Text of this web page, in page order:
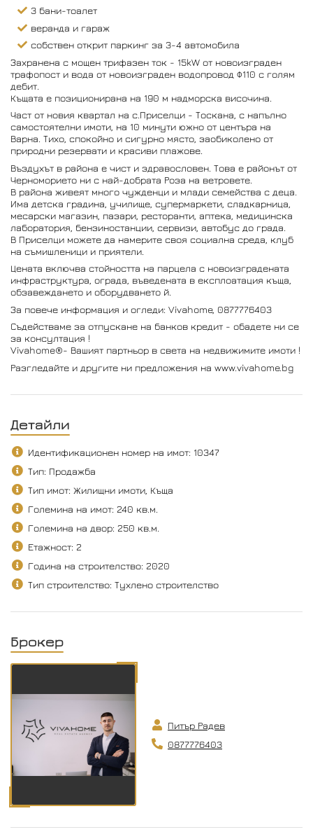
3 бани-тоалет
веранда и гараж
собствен открит паркинг за 3-4 автомобила
Захранена с мощен трифазен ток - 15kW от новоизграден
трафопост и вода от новоизграден водопровод Ф110 с голям
дебит.
Къщата е позиционирана на 190 м надморска височина.
Част от новия квартал на с.Приселци - Тоскана, с напълно
самостоятелни имоти, на 10 минути южно от центъра на
Варна. Тихо, спокойно и сигурно място, заобиколено от
природни резервати и красиви плажове.
Въздухът в района е чист и здравословен. Това е районът от
Черноморието ни с най-добрата Роза на ветровете.
В района живеят много чужденци и млади семейства с деца.
Има детска градина, училище, супермаркети, сладкарница,
месарски магазин, пазари, ресторанти, аптека, медицинска
лаборатория, бензиностанции, сервизи, автобус до града.
В Приселци можете да намерите своя социална среда, клуб
на съмишленици и приятели.
Цената включва стойността на парцела с новоизградената
инфраструктура, ограда, въведената в експлоатация къща,
обзавеждането и оборудването й.
За повече информация и огледи: Vivahome, 0877776403
Съдействаме за отпускане на банков кредит - обадете ни се
за консултация !
Vivahome®- Вашият партньор в света на недвижимите имоти !
Разгледайте и другите ни предложения на www.vivahome.bg
Детайли
Идентификационен номер на имот: 10347
Тип: Продажба
Тип имот: Жилищни имоти, Къща
Големина на имот: 240 кв.м.
Големина на двор: 250 кв.м.
Етажност: 2
Година на строителство: 2020
Тип строителство: Тухлено строителство
Брокер
Питър Радев
0877776403